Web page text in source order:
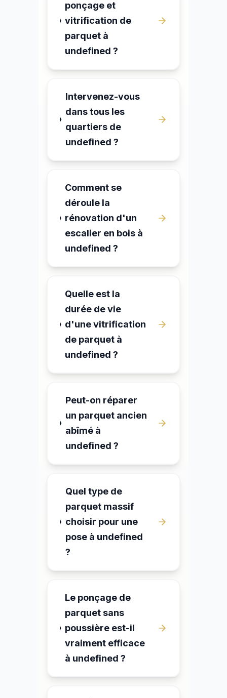
ponçage et
vitrification de
parquet à
undefined ?
Intervenez-vous
dans tous les
quartiers de
undefined ?
Comment se
déroule la
rénovation d'un
escalier en bois à
undefined ?
Quelle est la
durée de vie
d'une vitrification
de parquet à
undefined ?
Peut-on réparer
un parquet ancien
abîmé à
undefined ?
Quel type de
parquet massif
choisir pour une
pose à undefined
?
Le ponçage de
parquet sans
poussière est-il
vraiment efficace
à undefined ?